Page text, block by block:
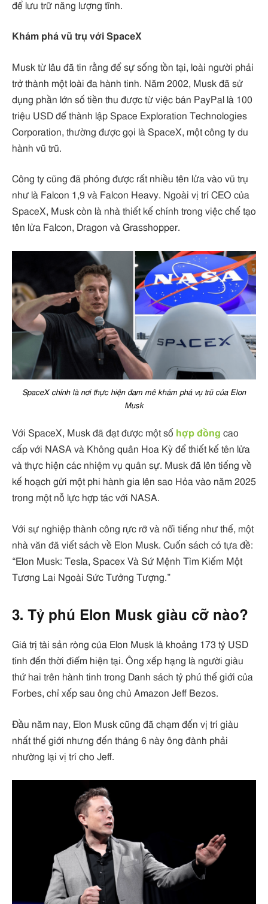
để lưu trữ năng lượng tĩnh.
Khám phá vũ trụ với SpaceX
Musk từ lâu đã tin rằng để sự sống tồn tại, loài người phải
trở thành một loài đa hành tinh. Năm 2002, Musk đã sử
dụng phần lớn số tiền thu được từ việc bán PayPal là 100
triệu USD để thành lập Space Exploration Technologies
Corporation, thường được gọi là SpaceX, một công ty du
hành vũ trũ.
Công ty cũng đã phóng được rất nhiều tên lửa vào vũ trụ
như là Falcon 1,9 và Falcon Heavy. Ngoài vị trí CEO của
SpaceX, Musk còn là nhà thiết kế chính trong việc chế tạo
tên lửa Falcon, Dragon và Grasshopper.
SpaceX chính là nơi thực hiện đam mê khám phá vụ trũ của Elon
Musk
Với SpaceX, Musk đã đạt được một số hợp đồng cao
cấp với NASA và Không quân Hoa Kỳ để thiết kế tên lửa
và thực hiện các nhiệm vụ quân sự. Musk đã lên tiếng về
kế hoạch gửi một phi hành gia lên sao Hỏa vào năm 2025
trong một nỗ lực hợp tác với NASA.
Với sự nghiệp thành công rực rỡ và nổi tiếng như thế, một
nhà văn đã viết sách về Elon Musk. Cuốn sách có tựa đề:
“Elon Musk: Tesla, Spacex Và Sứ Mệnh Tìm Kiếm Một
Tương Lai Ngoài Sức Tưởng Tượng.”
3. Tỷ phú Elon Musk giàu cỡ nào?
Giá trị tài sản ròng của Elon Musk là khoảng 173 tỷ USD
tính đến thời điểm hiện tại. Ông xếp hạng là người giàu
thứ hai trên hành tinh trong Danh sách tỷ phú thế giới của
Forbes, chỉ xếp sau ông chủ Amazon Jeff Bezos.
Đầu năm nay, Elon Musk cũng đã chạm đến vị trí giàu
nhất thế giới nhưng đến tháng 6 này ông đành phải
nhường lại vị trí cho Jeff.